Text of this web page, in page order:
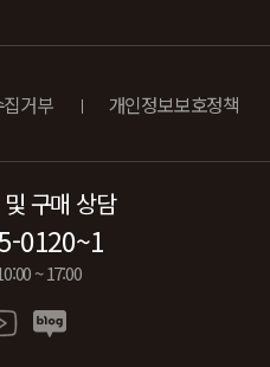
거부 개인정보보호정책
구매 상담
0120~1
~ 17:00